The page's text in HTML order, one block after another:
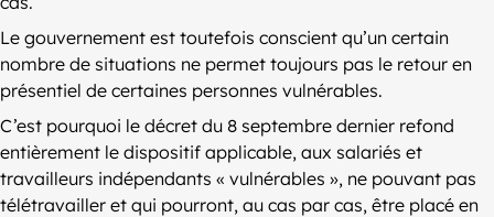
Le gouvernement est toutefois conscient qu’un certain
nombre de situations ne permet toujours pas le retour en
présentiel de certaines personnes vulnérables.
C’est pourquoi le décret du 8 septembre dernier refond
entièrement le dispositif applicable, aux salariés et
travailleurs indépendants « vulnérables », ne pouvant pas
télétravailler et qui pourront, au cas par cas, être placé en